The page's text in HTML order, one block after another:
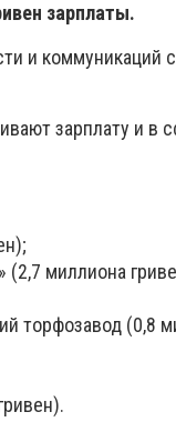
зарплаты.
и коммуникаций с
зарплату и в
миллиона
торфозавод (0,8